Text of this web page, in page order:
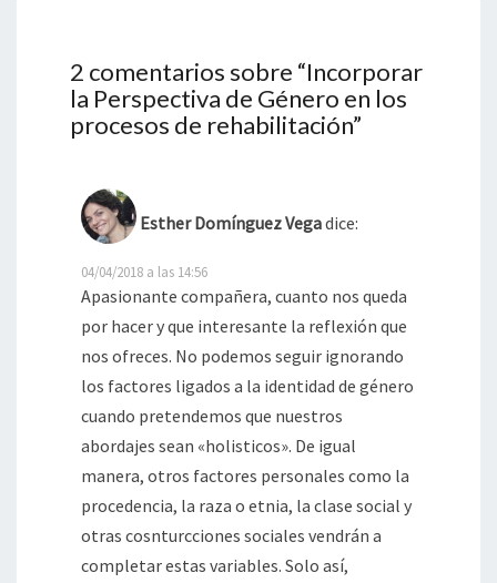
2 comentarios sobre “Incorporar
la Perspectiva de Género en los
procesos de rehabilitación”
Esther Domínguez Vegadice:
04/04/2018 a las 14:56
Apasionante compañera, cuanto nos queda
por hacer y que interesante la reflexión que
nos ofreces. No podemos seguir ignorando
los factores ligados a la identidad de género
cuando pretendemos que nuestros
abordajes sean «holisticos». De igual
manera, otros factores personales como la
procedencia, la raza o etnia, la clase social y
otras cosnturcciones sociales vendrán a
completar estas variables. Solo así,